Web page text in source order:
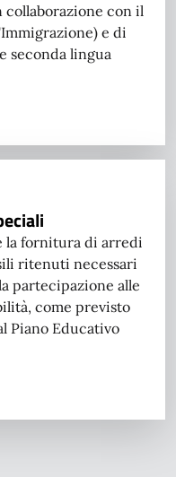
con il
e di
seconda lingua
la fornitura di arredi
ritenuti necessari
partecipazione alle
come previsto
Piano Educativo